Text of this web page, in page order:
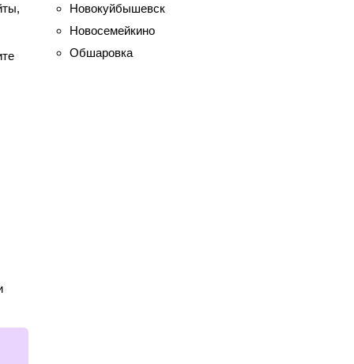
Новокуйбышевск
Новосемейкино
Обшаровка